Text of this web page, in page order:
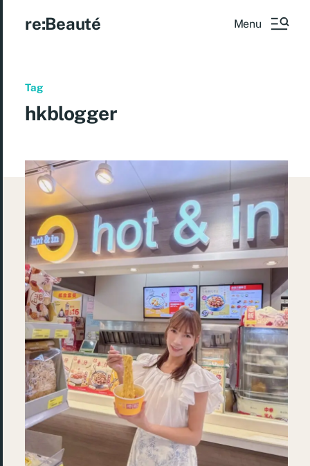
re:Beauté Menu
Tag
hkblogger